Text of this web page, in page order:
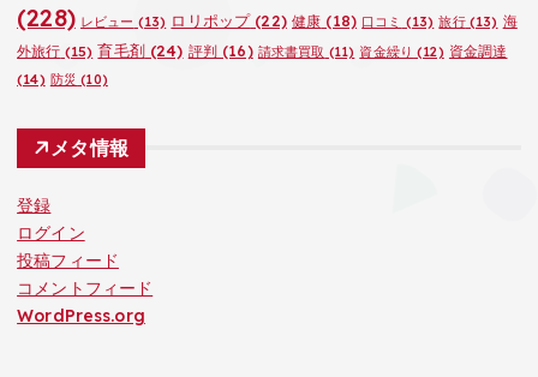
(228) レビュー (13) ロリポップ(22) 健康 (18) 口コミ (13) 旅行(13) 海
外旅行 (15) 育毛剤(24) 評判 (16) 請求書買取 (11) 資金繰り (12) 資金調達
(14) 防災 (10)
メタ情報
登録
ログイン
投稿フィード
コメントフィード
WordPress.org